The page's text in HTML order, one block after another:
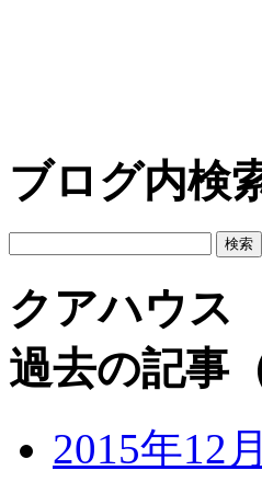
ブログ内検
クアハウス
過去の記事
2015年12月